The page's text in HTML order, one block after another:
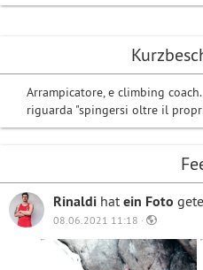
Arrampicatore, e climbing
riguarda "spingersi oltre il
Rinaldi hat ein Foto
08.06.2021 11:18 ·